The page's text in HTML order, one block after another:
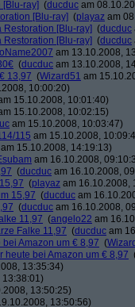
[Blu-ray] (ducduc am
[Blu-ray] (playaz am
Restoration [Blu-ray] (ducduc
Restoration [Blu-ray] (ducduc
am 13.10.2008,
(ducduc am 13.10.2008,
13,97 (Wizard51 am
10:00:20)
15.10.2008, 10:01:40)
15.10.2008, 10:02:15)
am 15.10.2008, 10:03:47)
115 am 15.10.2008,
am 15.10.2008, 14:19:13)
am 16.10.2008,
(ducduc am 16.10.2008,
(playaz am 16.10.2008,
15,97 (ducduc am
(ducduc am 16.10.2008,
11,97 (angelo22 am
Falke 11,97 (ducduc am
Amazon um € 8,97 (
heute bei Amazon um € 8,97
13:35:34)
13:50:25)
13:50:56)